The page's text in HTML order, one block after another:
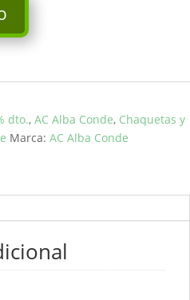
dto., AC Alba Conde, Chaquetas y
Marca: AC Alba Conde